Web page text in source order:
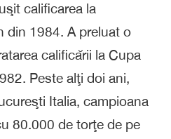
calificarea la
din 1984. A preluat o
calificării la Cupa
Peste alţi doi ani,
Italia, campioana
80.000 de torţe de pe